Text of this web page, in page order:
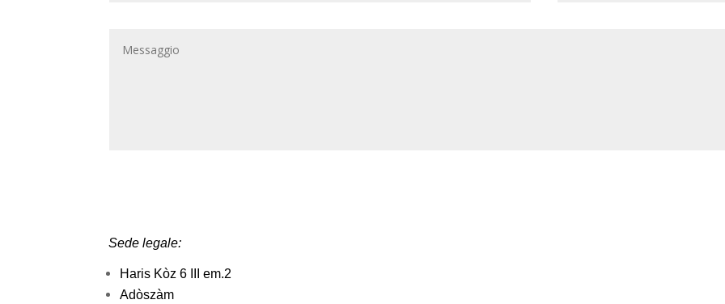
Sede legale:
Haris Kòz 6 III em.2
Adòszàm